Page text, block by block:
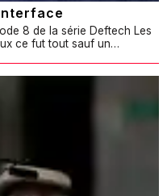
8 de la série Deftech Les
ce fut tout sauf un…